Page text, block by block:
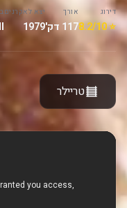
דירוג
⭐ 8.2/10
אורך
117 דק'
יצא לאקרנים
1979
טריילר